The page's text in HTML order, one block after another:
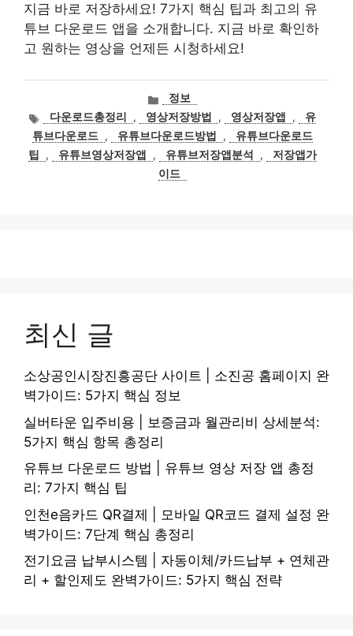
지금 바로 저장하세요! 7가지 핵심 팁과 최고의 유
튜브 다운로드 앱을 소개합니다. 지금 바로 확인하
고 원하는 영상을 언제든 시청하세요!
카
테
고
리
정보
태
그
다운로드총정리 , 영상저장방법 , 영상저장앱 ,
유
튜브다운로드 , 유튜브다운로드방법 ,
유튜브다운로드
팁
, 유튜브영상저장앱 , 유튜브저장앱분석 ,
저장앱가
이드
최신 글
소상공인시장진흥공단 사이트 | 소진공 홈페이지 완
벽가이드: 5가지 핵심 정보
실버타운 입주비용 | 보증금과 월관리비 상세분석:
5가지 핵심 항목 총정리
유튜브 다운로드 방법 | 유튜브 영상 저장 앱 총정
리: 7가지 핵심 팁
인천e음카드 QR결제 | 모바일 QR코드 결제 설정 완
벽가이드: 7단계 핵심 총정리
전기요금 납부시스템 | 자동이체/카드납부 + 연체관
리 + 할인제도 완벽가이드: 5가지 핵심 전략